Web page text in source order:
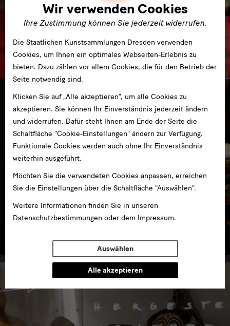
GRASSI Museum für Völkerkunde zu Leipzig
Wir verwenden Cookies
Ihre Zustimmung können Sie jederzeit widerrufen.
Die Staatlichen Kunstsammlungen Dresden verwenden
Cookies, um Ihnen ein optimales Webseiten-Erlebnis zu
bieten. Dazu zählen vor allem Cookies, die für den Betrieb der
Seite notwendig sind.
Klicken Sie auf „Alle akzeptieren“, um alle Cookies zu
akzeptieren. Sie können Ihr Einverständnis jederzeit ändern
und widerrufen. Dafür steht Ihnen am Ende der Seite die
Schaltfläche "Cookie-Einstellungen" ändern zur Verfügung.
Funktionale Cookies werden auch ohne Ihr Einverständnis
weiterhin ausgeführt.
Möchten Sie die verwendeten Cookies anpassen, erreichen
Sie die Einstellungen über die Schaltfläche "Auswählen".
Weitere Informationen finden Sie in unseren
Datenschutzbestimmungen oder dem Impressum.
Auswählen
Alle akzeptieren